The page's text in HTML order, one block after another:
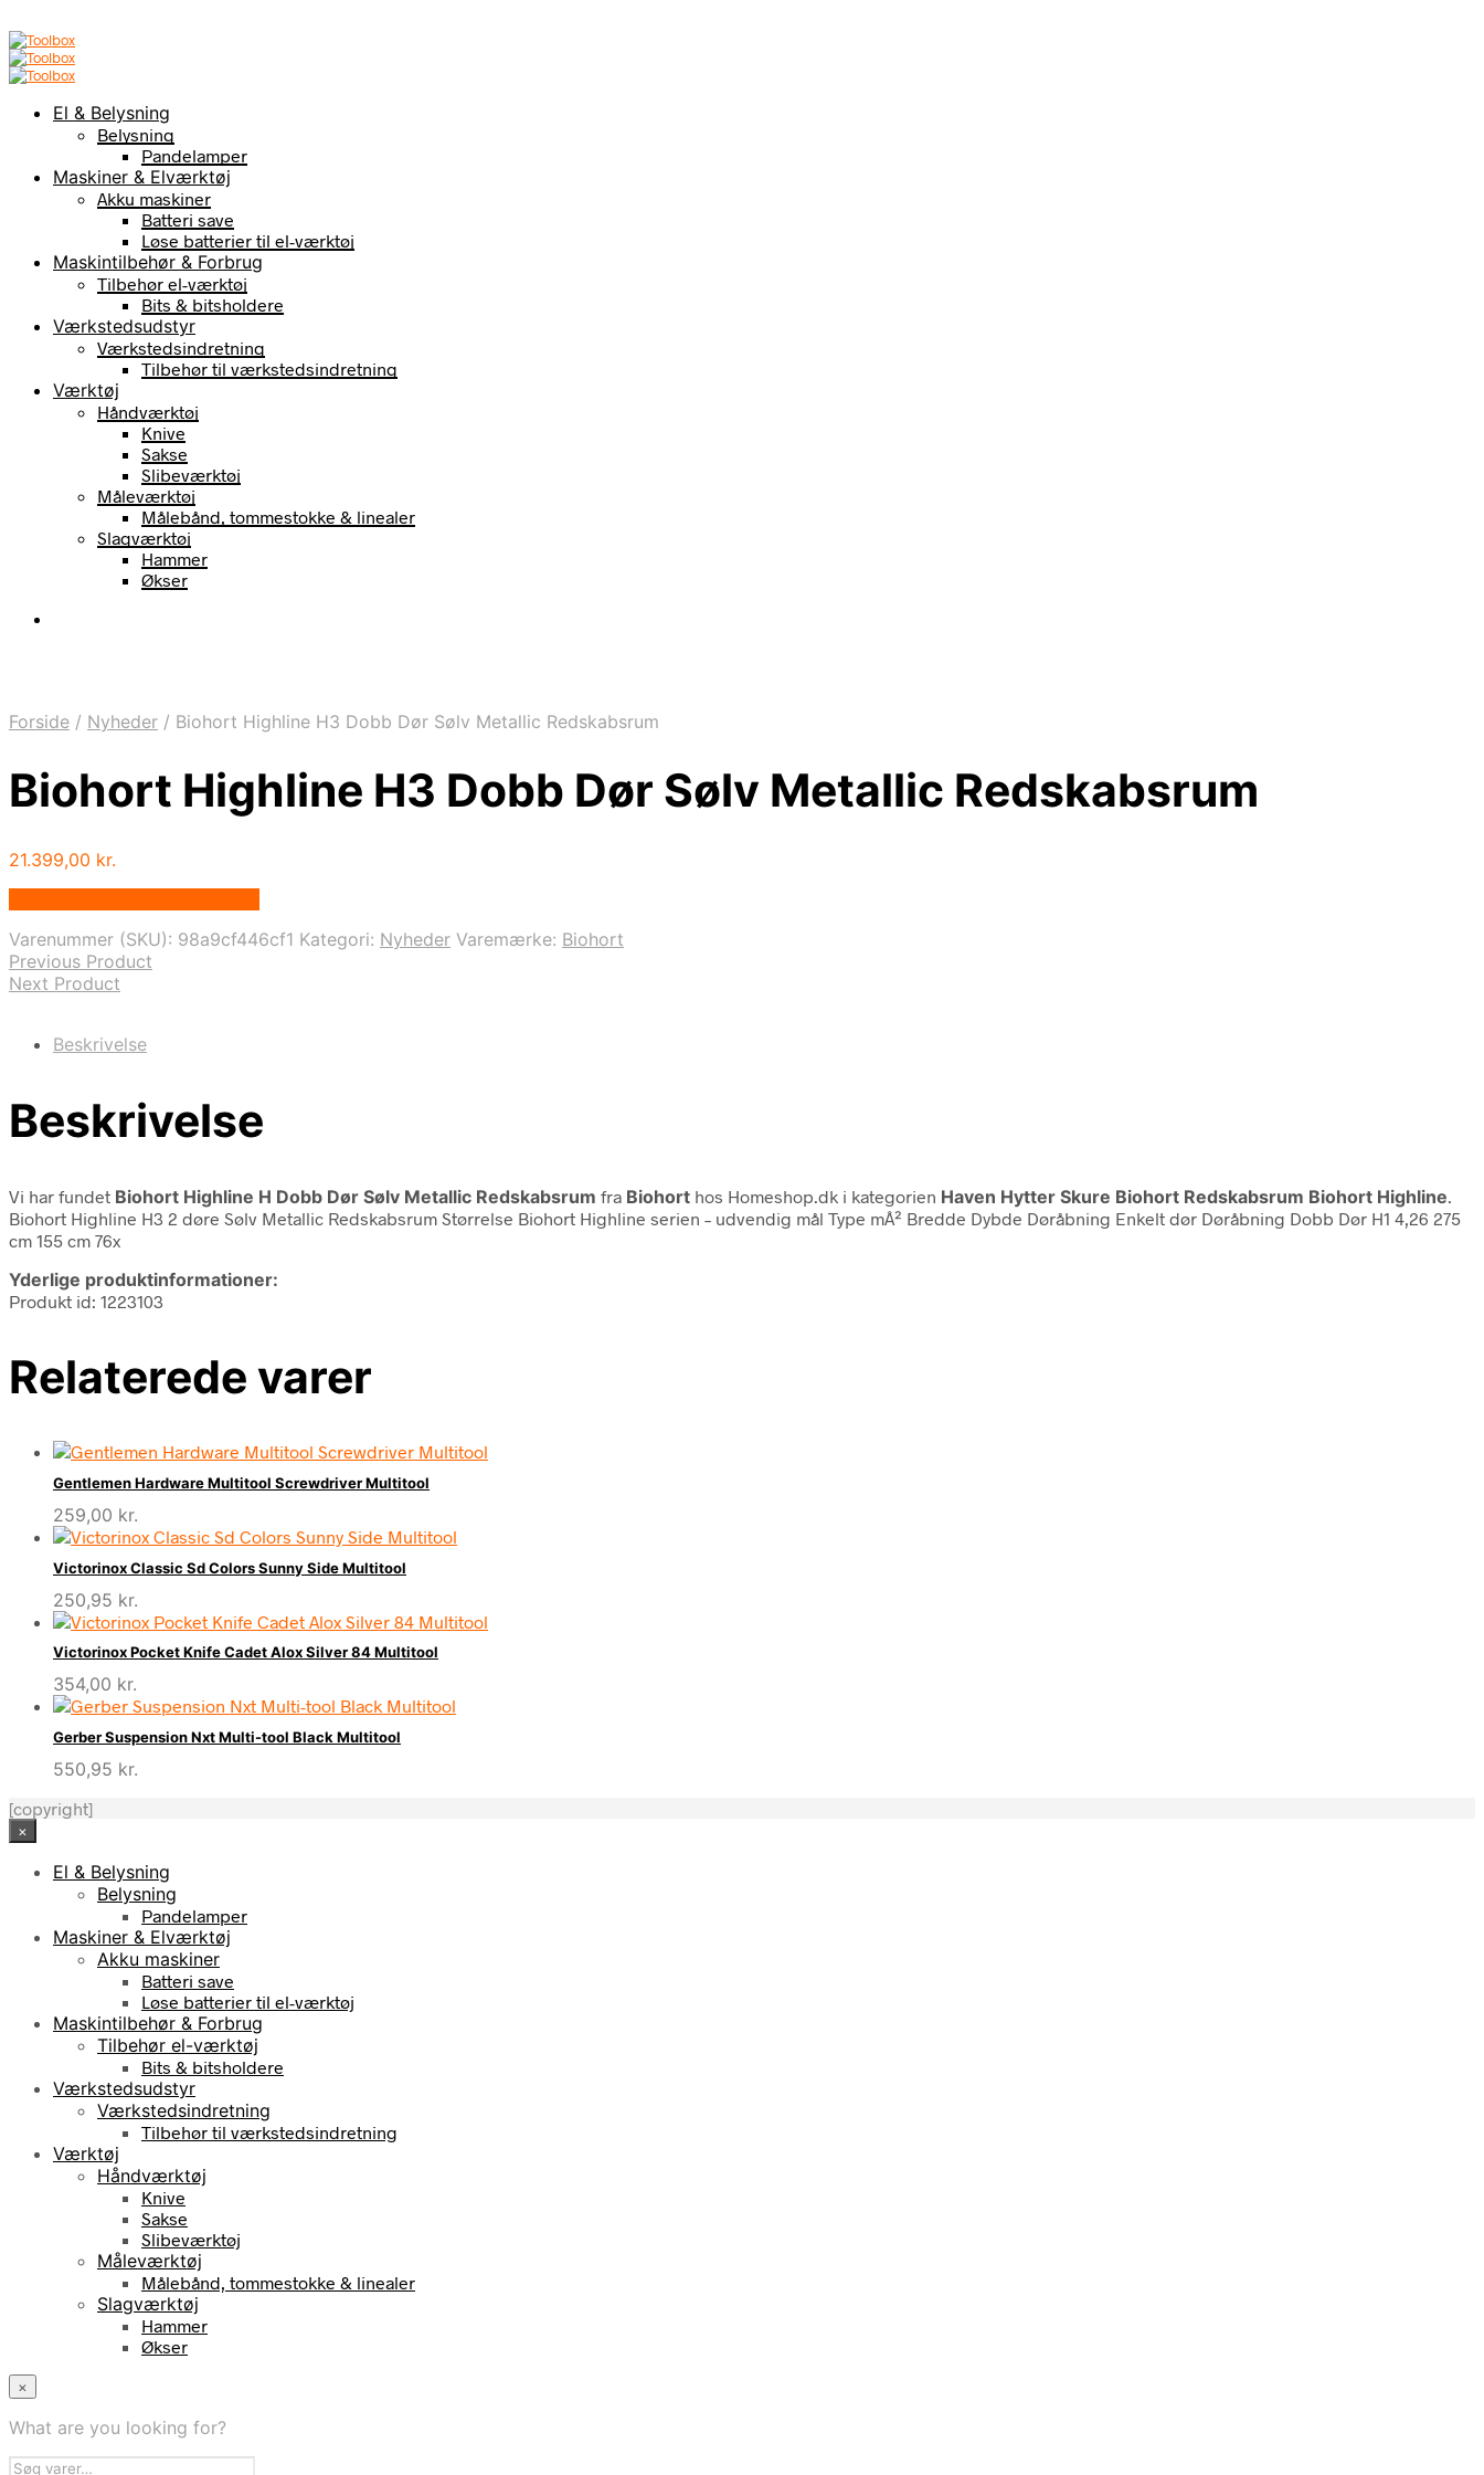
El & Belysning
Belysning
Pandelamper
Maskiner & Elværktøj
Akku maskiner
Batteri save
Løse batterier til el-værktøj
Maskintilbehør & Forbrug
Tilbehør el-værktøj
Bits & bitsholdere
Værkstedsudstyr
Værkstedsindretning
Tilbehør til værkstedsindretning
Værktøj
Håndværktøj
Knive
Sakse
Slibeværktøj
Måleværktøj
Målebånd, tommestokke & linealer
Slagværktøj
Hammer
Økser
Forside / Nyheder / Biohort Highline H3 Dobb Dør Sølv Metallic Redskabsrum
Biohort Highline H3 Dobb Dør Sølv Metallic Redskabsrum
21.399,00 kr.
Varenummer (SKU): 98a9cf446cf1 Kategori: Nyheder Varemærke: Biohort
Previous Product
Next Product
Beskrivelse
Beskrivelse
Vi har fundet Biohort Highline H Dobb Dør Sølv Metallic Redskabsrum fra Biohort hos Homeshop.dk i kategorien Haven Hytter Skure Biohort Redskabsrum Biohort Highline
Biohort Highline H3 2 døre Sølv Metallic Redskabsrum Størrelse Biohort Highline serien – udvendig mål Type mÂ² Bredde Dybde Døråbning Enkelt dør Døråbning Dobb Dør H1 4,26 275
cm 155 cm 76x
Yderlige produktinformationer:
Produkt id: 1223103
Relaterede varer
Gentlemen Hardware Multitool Screwdriver Multitool
259,00 kr.
Victorinox Classic Sd Colors Sunny Side Multitool
250,95 kr.
Victorinox Pocket Knife Cadet Alox Silver 84 Multitool
354,00 kr.
Gerber Suspension Nxt Multi-tool Black Multitool
550,95 kr.
[copyright]
×
El & Belysning
Belysning
Pandelamper
Maskiner & Elværktøj
Akku maskiner
Batteri save
Løse batterier til el-værktøj
Maskintilbehør & Forbrug
Tilbehør el-værktøj
Bits & bitsholdere
Værkstedsudstyr
Værkstedsindretning
Tilbehør til værkstedsindretning
Værktøj
Håndværktøj
Knive
Sakse
Slibeværktøj
Måleværktøj
Målebånd, tommestokke & linealer
Slagværktøj
Hammer
Økser
×
What are you looking for?